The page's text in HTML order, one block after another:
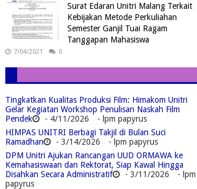
Surat Edaran Unitri Malang Terkait
Kebijakan Metode Perkuliahan
Semester Ganjil Tuai Ragam
Tanggapan Mahasiswa
7/04/2021 0
Tingkatkan Kualitas Produksi Film: Himakom Unitri
Gelar Kegiatan Workshop Penulisan Naskah Film
Pendek
- 4/11/2026
- lpm papyrus
HIMPAS UNITRI Berbagi Takjil di Bulan Suci
Ramadhan
- 3/14/2026
- lpm papyrus
DPM Unitri Ajukan Rancangan UUD ORMAWA ke
Kemahasiswaan dan Rektorat, Siap Kawal Hingga
Disahkan Secara Administratif
- 3/11/2026
- lpm
papyrus